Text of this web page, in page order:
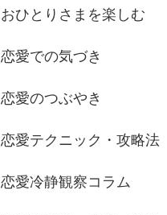
おひとりさまを楽しむ
恋愛での気づき
恋愛のつぶやき
恋愛テクニック・攻略法
恋愛冷静観察コラム